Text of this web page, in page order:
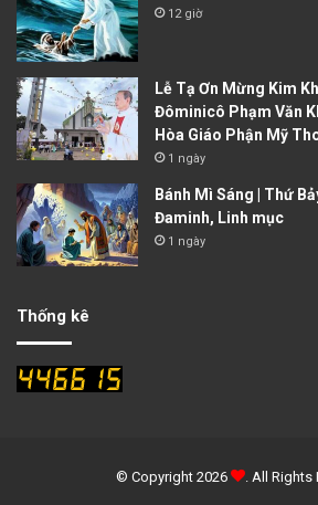
12 giờ
Lễ Tạ Ơn Mừng Kim
Đôminicô Phạm Văn
Hòa Giáo Phận Mỹ
1 ngày
Bánh Mì Sáng | Thứ
Đaminh, Linh mục
1 ngày
Thống kê
© Copyright 2026 . All Rights